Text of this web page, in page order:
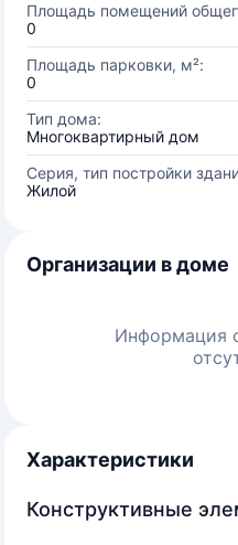
Площадь помещений
0
Площадь парковки, м²:
0
Тип дома:
Многоквартирный дом
Серия, тип постройки
Жилой
Организации в доме
Информация
Характеристики
Конструктивные